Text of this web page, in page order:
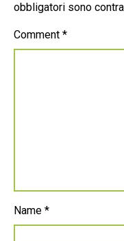
obbligatori sono
Comment *
Name *